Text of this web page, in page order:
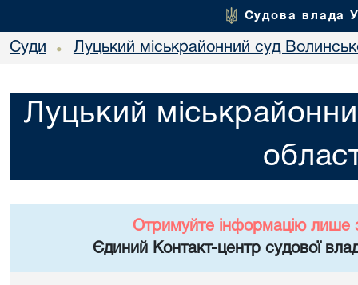
Судова влада
Суди • Луцький міськрайонний суд
Луцький
Отримуйте інформацію лише
Єдиний Контакт-центр судової